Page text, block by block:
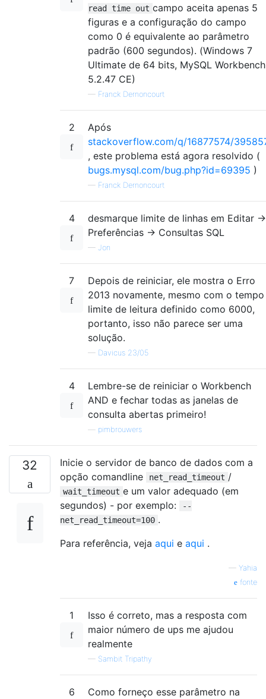
read time out campo aceita apenas 5
figuras e a configuração do campo
como 0 é equivalente ao parâmetro
padrão (600 segundos). (Windows 7
Ultimate de 64 bits, MySQL Workbench
5.2.47 CE)
— Franck Dernoncourt
2
Após
stackoverflow.com/q/16877574/
, este problema está agora resolvido (
bugs.mysql.com/bug.php?id=69395 )
— Franck Dernoncourt
4
desmarque limite de linhas em Editar →
Preferências → Consultas SQL
— Jon
7
Depois de reiniciar, ele mostra o Erro
2013 novamente, mesmo com o tempo
limite de leitura definido como 6000,
portanto, isso não parece ser uma
solução.
— Davicus 23/05
4
Lembre-se de reiniciar o Workbench
AND e fechar todas as janelas de
consulta abertas primeiro!
pimbrouwers
32
Inicie o servidor de banco de dados com a
opção comandline
net_read_timeout /
wait_timeout e um valor adequado (em
segundos) - por exemplo:
--
net_read_timeout=100 .
Para referência, veja aqui e aqui .
— Yahia
fonte
1
Isso é correto, mas a resposta com
maior número de ups me ajudou
realmente
— Sambit Tripathy
6
Como forneço esse parâmetro na